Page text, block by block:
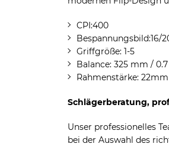
CPI:400
Bespannungsbild:16/
Griffgröße: 1-5
Balance: 325 mm /
Rahmenstärke: 22mm
Schlägerberatung,
Unser professionelles
bei der Auswahl des